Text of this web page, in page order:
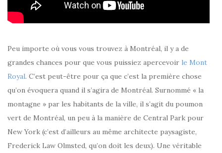
Peu importe où vous vous trouvez à Montréal, il y a de
grandes chances pour que vous puissiez apercevoir le Mont
Royal. C’est peut-être pour ça que c’est la première chose
qu’on évoquera quand il s’agira de Montréal. Surnommé « la
montagne » par les habitants de la ville, il s’agit du poumon
vert de Montréal, un peu à la manière de Central Park pour
New York (c’est d’ailleurs au même architecte paysagiste,
Frederick Law Olmsted, qu’on doit les deux). Une véritable